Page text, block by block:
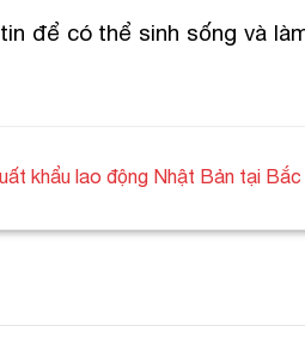
để có thể sinh sống và
khẩu lao động Nhật Bản tại Bắc